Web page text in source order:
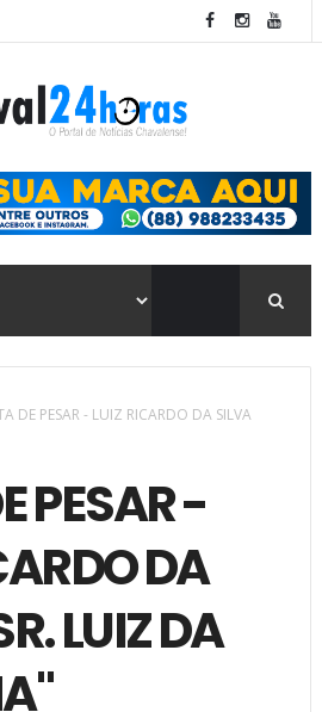
DE PESAR - LUIZ RICARDO DA SILVA
PESAR -
DA
LUIZ DA